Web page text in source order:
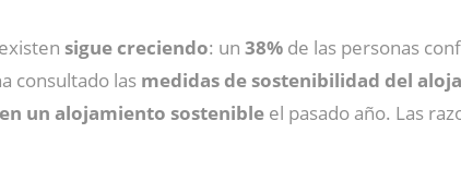
sigue creciendo: un 38% de las personas
consultado las medidas de sostenibilidad del
un alojamiento sostenible el pasado año. Las